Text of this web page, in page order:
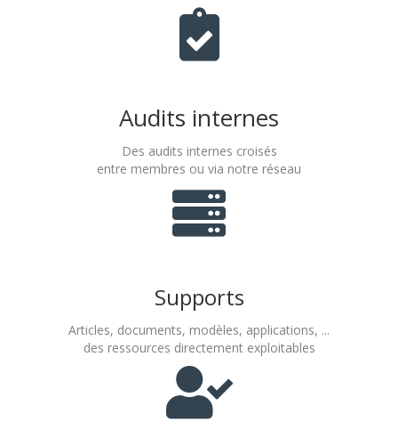
Audits internes
Des audits internes croisés
entre membres ou via notre réseau
Supports
Articles, documents, modèles, applications, ...
des ressources directement exploitables